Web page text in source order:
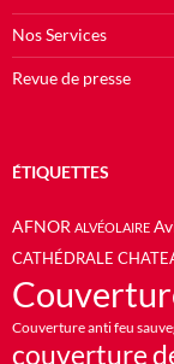
Nos Services
Revue de presse
ÉTIQUETTES
AFNOR ALVÉOLAIRE
CATHÉDRALE
Couverture anti feu
couverture